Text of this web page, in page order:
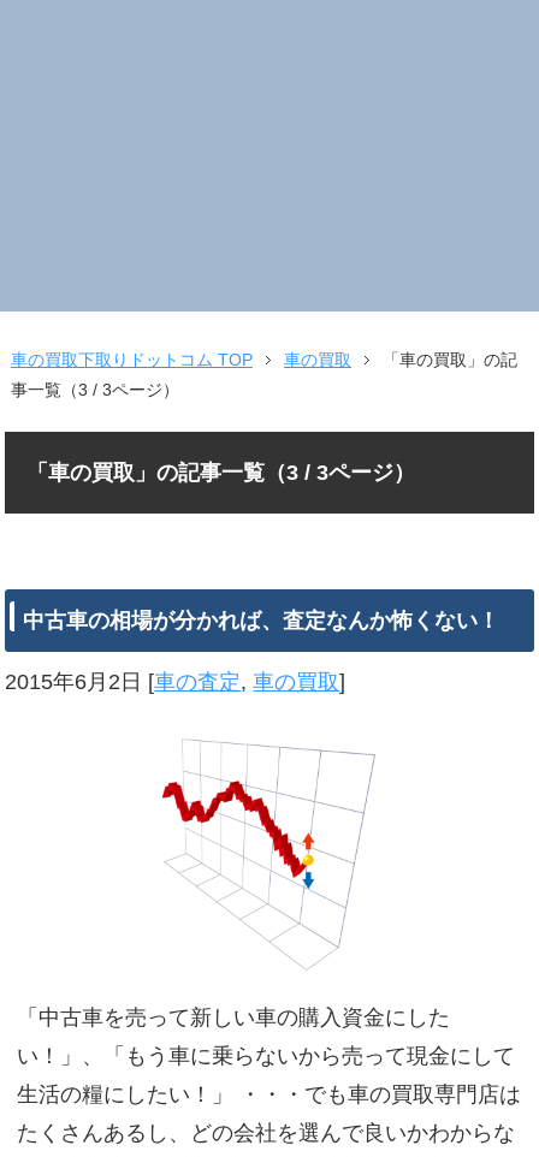
車の買取下取りドットコム TOP 車の買取
「車の買取」の記
事一覧（3 / 3ページ）
「車の買取」の記事一覧（3 / 3ページ）
中古車の相場が分かれば、査定なんか怖くない！
2015年6月2日 [車の査定,車の買取]
「中古車を売って新しい車の購入資金にした
い！」、「もう車に乗らないから売って現金にして
生活の糧にしたい！」 ・・・でも車の買取専門店は
たくさんあるし、どの会社を選んで良いかわからな